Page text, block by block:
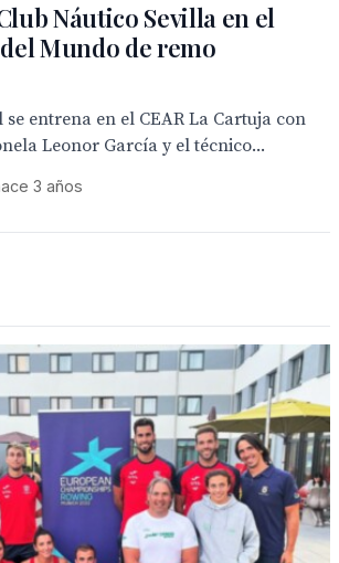
Náutico Sevilla en el
Mundo de remo
entrena en el CEAR La Cartuja con
Leonor García y el técnico...
3 años